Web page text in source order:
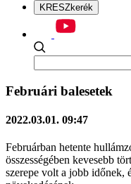
KRESZkerék
Februári balesetek
2022.03.01. 09:47
Februárban hetente
összességében kevesebb
szerepe volt a jobb időnek,